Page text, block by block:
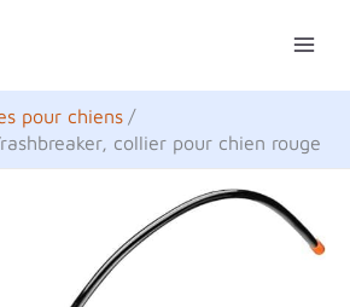
pour chiens
collier pour chien rouge